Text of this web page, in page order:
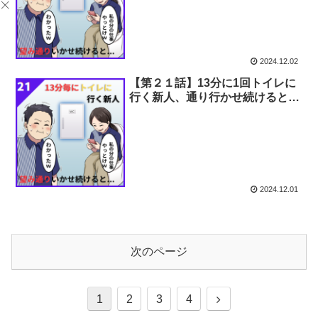
2024.12.02
【第２１話】13分に1回トイレに
行く新人、通り行かせ続けると…
2024.12.01
次のページ
1 2 3 4
次